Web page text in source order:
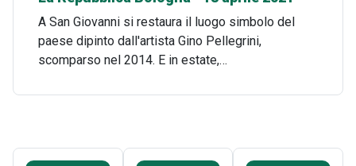
A San Giovanni si restaura il luogo simbolo del
paese dipinto dall'artista Gino Pellegrini,
scomparso nel 2014. E in estate,…